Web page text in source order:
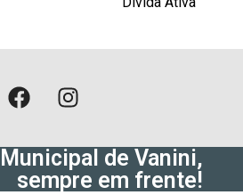
de Vanini,
sempre em frente!